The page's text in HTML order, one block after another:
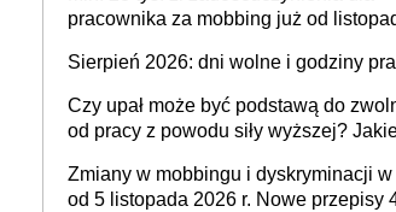
pracownika za mobbing już od
zespołu
Sierpień 2026: dni wolne i godziny
Czy upał może być podstawą do
od pracy z powodu siły wyższej?
Zmiany w mobbingu i dyskryminacji w
od 5 listopada 2026 r. Nowe przepisy